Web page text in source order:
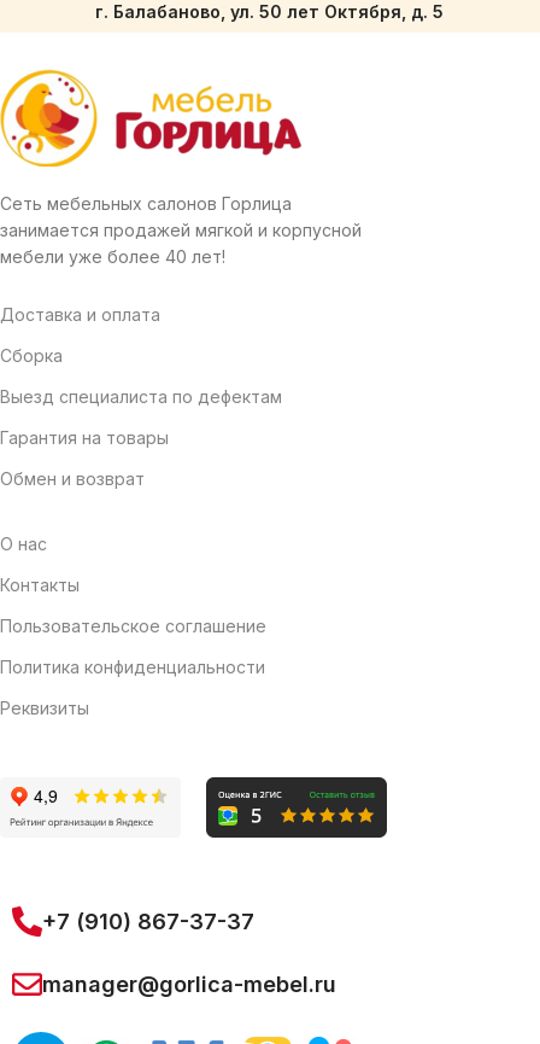
г. Балабаново, ул. 50 лет Октября, д. 5
Сеть мебельных салонов Горлица
занимается продажей мягкой и корпусной
мебели уже более 40 лет!
Доставка и оплата
Сборка
Выезд специалиста по дефектам
Гарантия на товары
Обмен и возврат
О нас
Контакты
Пользовательское соглашение
Политика конфиденциальности
Реквизиты
+7 (910) 867-37-37
manager@gorlica-mebel.ru